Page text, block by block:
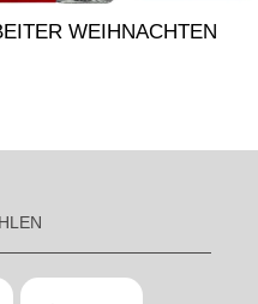
WEIHNACHTEN